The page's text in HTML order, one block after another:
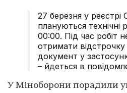
27 березня у реєстрі
плануються технічні
00:00. Під час робіт
отримати
документ у
– йдеться в
У Міноборони порадили